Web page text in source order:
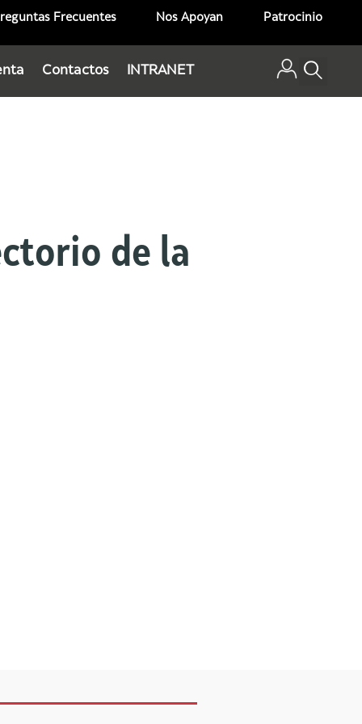
Frecuentes Nos Apoyan Patrocinio
Contactos INTRANET
de la